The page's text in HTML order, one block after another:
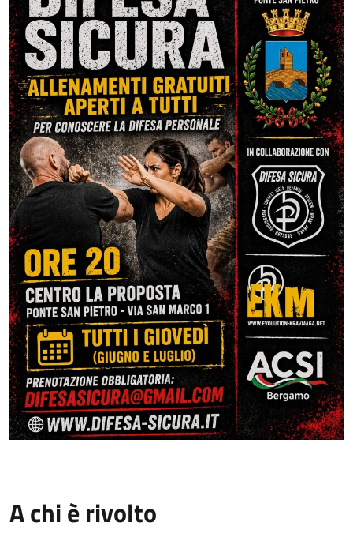
A chi è rivolto